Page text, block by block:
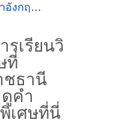
งกฤษ »
รเรียนวิ
ที่
ชธานี
คำ
เศษที่นี่